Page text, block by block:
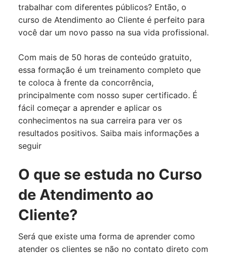
trabalhar com diferentes públicos? Então, o
curso de Atendimento ao Cliente é perfeito para
você dar um novo passo na sua vida profissional.
Com mais de 50 horas de conteúdo gratuito,
essa formação é um treinamento completo que
te coloca à frente da concorrência,
principalmente com nosso super certificado. É
fácil começar a aprender e aplicar os
conhecimentos na sua carreira para ver os
resultados positivos. Saiba mais informações a
seguir
O que se estuda no Curso
de Atendimento ao
Cliente?
Será que existe uma forma de aprender como
atender os clientes se não no contato direto com